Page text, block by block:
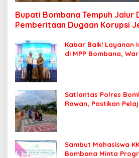
Bupati Bombana Tempuh Jalur
Pemberitaan Dugaan Korupsi
Kabar Baik! Layanan
di MPP Bombana,
Satlantas Polres
Rawan, Pastikan
Sambut Mahasiswa
Bombana Minta